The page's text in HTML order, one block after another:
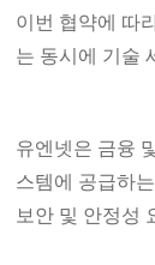
이번 협약에 따
는 동시에 기술
유엔넷은 금융
스템에 공급하
보안 및 안정성